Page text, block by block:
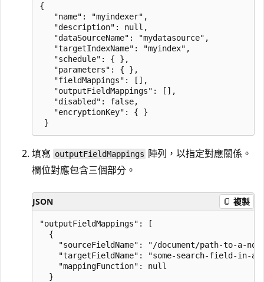
{
   "name": "myindexer",
   "description": null,
   "dataSourceName": "mydatasource",
   "targetIndexName": "myindex",
   "schedule": { },
   "parameters": { },
   "fieldMappings": [],
   "outputFieldMappings": [],
   "disabled": false,
   "encryptionKey": { }
填寫 outputFieldMappings 陣列，以指定對應關係。
欄位對應包含三個部分。
JSON 複製
"outputFieldMappings": [
  {
"sourceFieldName": "/document/path-to-a-
"targetFieldName": "some-search-field-in-
    "mappingFunction": null
  }